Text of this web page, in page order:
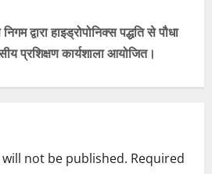
द्वारा हाइड्रोपोनिक्स पद्धति से पौधा
प्रशिक्षण कार्यशाला आयोजित।
not be published. Required